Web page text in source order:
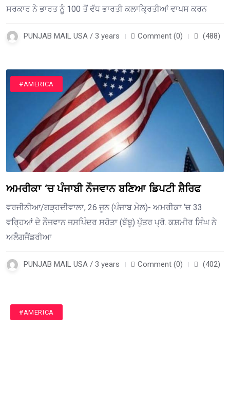
ਸਰਕਾਰ ਨੇ ਭਾਰਤ ਨੂੰ 100 ਤੋਂ ਵੱਧ ਭਾਰਤੀ ਕਲਾਕ੍ਰਿਤੀਆਂ ਵਾਪਸ ਕਰਨ
PUNJAB MAIL USA / 3 years Comment (0) (488)
#AMERICA
ਅਮਰੀਕਾ ‘ਚ ਪੰਜਾਬੀ ਨੌਜਵਾਨ ਬਣਿਆ ਡਿਪਟੀ ਸ਼ੈਰਿਫ
ਵਰਜੀਨੀਆ/ਗੜ੍ਹਦੀਵਾਲਾ, 26 ਜੂਨ (ਪੰਜਾਬ ਮੇਲ)- ਅਮਰੀਕਾ ‘ਚ 33
ਵਰ੍ਹਿਆਂ ਦੇ ਨੌਜਵਾਨ ਜਸਪਿੰਦਰ ਸਹੋਤਾ (ਬੱਬੂ) ਪੁੱਤਰ ਪ੍ਰੋ. ਕਸ਼ਮੀਰ ਸਿੰਘ ਨੇ
ਅਲੈਗਜੈਂਡਰੀਆ
PUNJAB MAIL USA / 3 years Comment (0) (402)
#AMERICA